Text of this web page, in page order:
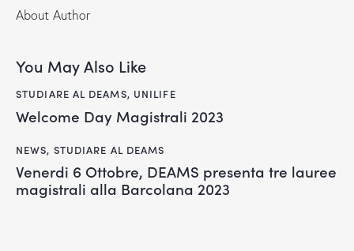
About Author
You May Also Like
STUDIARE AL DEAMS, UNILIFE
Welcome Day Magistrali 2023
NEWS, STUDIARE AL DEAMS
Venerdi 6 Ottobre, DEAMS presenta tre lauree
magistrali alla Barcolana 2023